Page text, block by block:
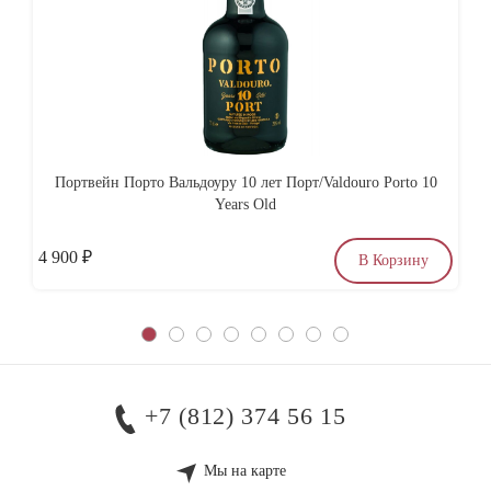
Портвейн Порто Вальдоуру 10 лет Порт/Valdouro Porto 10
Years Old
4 900 ₽ В Корзину
+7 (812) 374 56 15
Мы на карте